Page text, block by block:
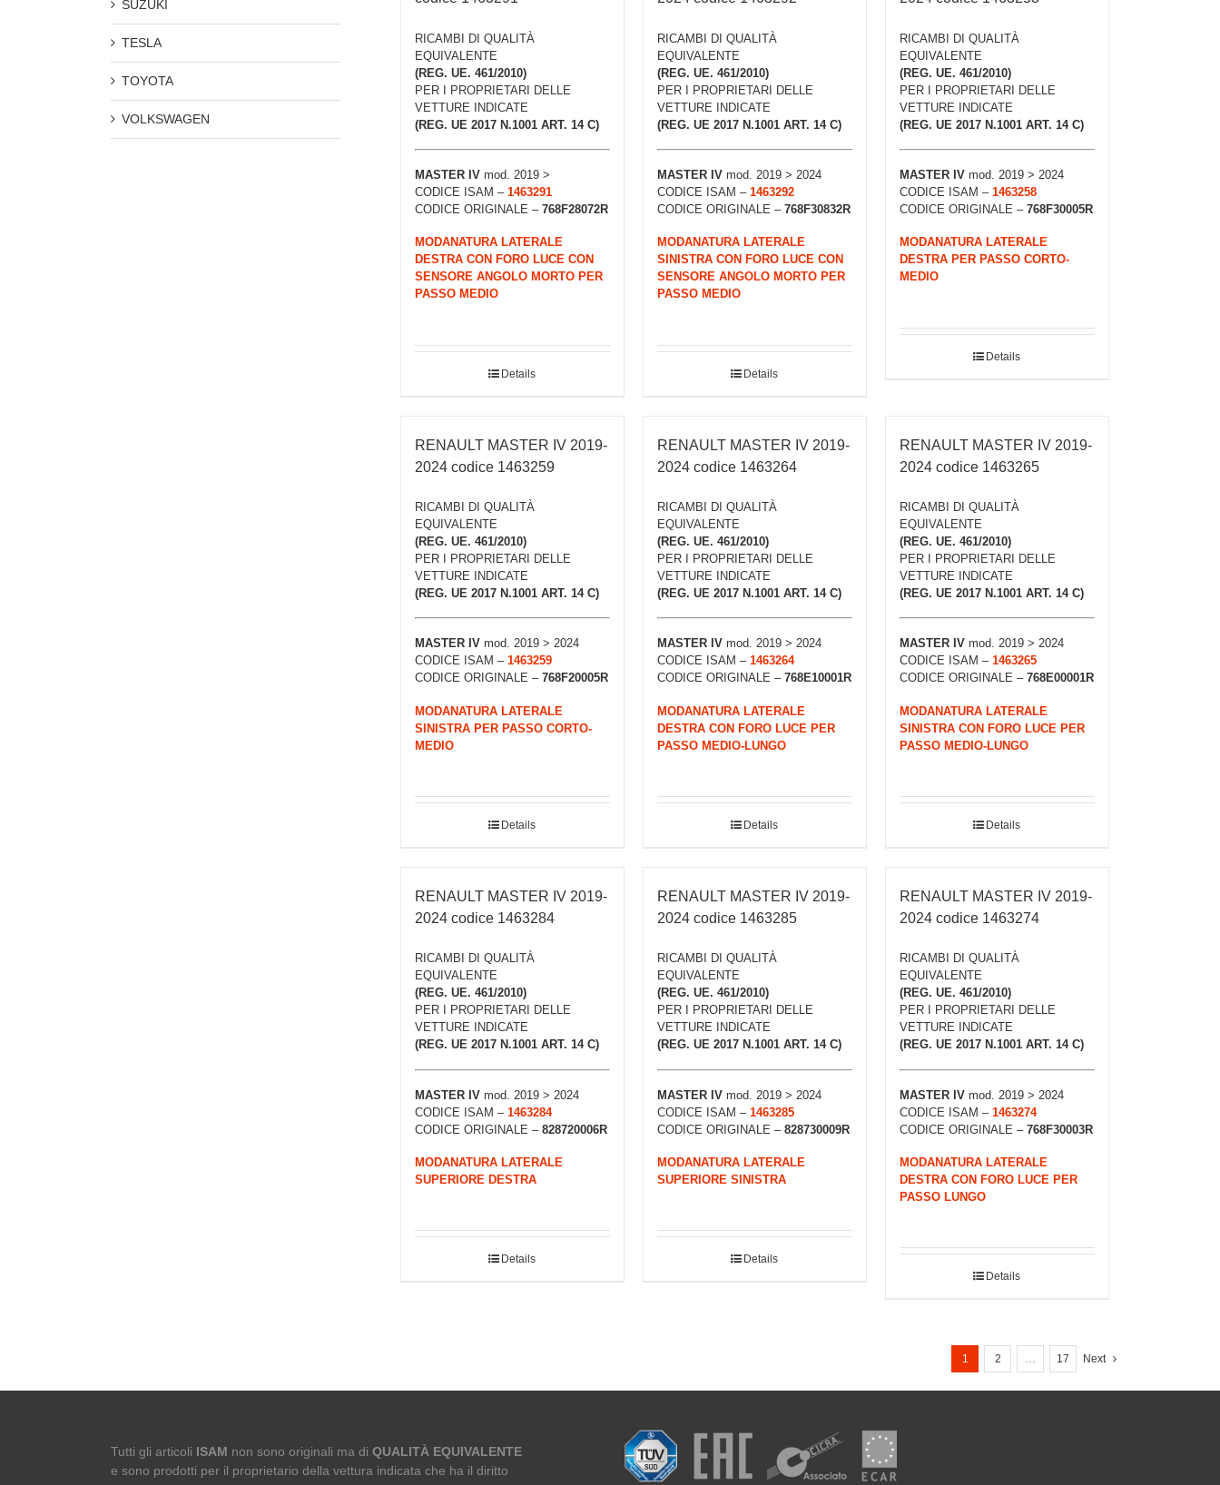
RICAMBI DI QUALITÀ
EQUIVALENTE
(REG. UE. 461/2010)
PER I PROPRIETARI DELLE
VETTURE INDICATE
(REG. UE 2017 N.1001 ART. 14 C)
MASTER IV mod. 2019 >
CODICE ISAM – 1463291
CODICE ORIGINALE – 768F28072R
MODANATURA LATERALE
DESTRA CON FORO LUCE CON
SENSORE ANGOLO MORTO PER
PASSO MEDIO
Details
RICAMBI DI QUALITÀ
EQUIVALENTE
(REG. UE. 461/2010)
PER I PROPRIETARI DELLE
VETTURE INDICATE
(REG. UE 2017 N.1001 ART. 14 C)
MASTER IVmod. 2019 > 2024
CODICE ISAM – 1463292
CODICE ORIGINALE – 768F30832R
MODANATURA LATERALE
SINISTRA CON FORO LUCE CON
SENSORE ANGOLO MORTO PER
PASSO MEDIO
Details
RICAMBI DI QUALITÀ
EQUIVALENTE
(REG. UE. 461/2010)
PER I PROPRIETARI DELLE
VETTURE INDICATE
(REG. UE 2017 N.1001 ART. 14 C)
MASTER IV mod. 2019 > 2024
CODICE ISAM – 1463258
CODICE ORIGINALE – 768F30005R
MODANATURA LATERALE
DESTRA PER PASSO CORTO-
MEDIO
Details
RENAULT MASTER IV 2019-
2024 codice 1463259
RICAMBI DI QUALITÀ
EQUIVALENTE
(REG. UE. 461/2010)
PER I PROPRIETARI DELLE
VETTURE INDICATE
(REG. UE 2017 N.1001 ART. 14 C)
MASTER IV mod. 2019 > 2024
CODICE ISAM – 1463259
CODICE ORIGINALE – 768F20005R
MODANATURA LATERALE
SINISTRA PER PASSO CORTO-
MEDIO
Details
RENAULT MASTER IV 2019-
2024 codice 1463264
RICAMBI DI QUALITÀ
EQUIVALENTE
(REG. UE. 461/2010)
PER I PROPRIETARI DELLE
VETTURE INDICATE
(REG. UE 2017 N.1001 ART. 14 C)
MASTER IV mod. 2019 > 2024
CODICE ISAM – 1463264
CODICE ORIGINALE – 768E10001R
MODANATURA LATERALE
DESTRA CON FORO LUCE PER
PASSO MEDIO-LUNGO
Details
RENAULT MASTER IV 2019-
2024 codice 1463265
RICAMBI DI QUALITÀ
EQUIVALENTE
(REG. UE. 461/2010)
PER I PROPRIETARI DELLE
VETTURE INDICATE
(REG. UE 2017 N.1001 ART. 14 C)
MASTER IV mod. 2019 > 2024
CODICE ISAM – 1463265
CODICE ORIGINALE – 768E00001R
MODANATURA LATERALE
SINISTRA CON FORO LUCE PER
PASSO MEDIO-LUNGO
Details
RENAULT MASTER IV 2019-
2024 codice 1463284
RICAMBI DI QUALITÀ
EQUIVALENTE
(REG. UE. 461/2010)
PER I PROPRIETARI DELLE
VETTURE INDICATE
(REG. UE 2017 N.1001 ART. 14 C)
MASTER IV mod. 2019 > 2024
CODICE ISAM – 1463284
CODICE ORIGINALE – 828720006R
MODANATURA LATERALE
SUPERIORE DESTRA
Details
RENAULT MASTER IV 2019-
2024 codice 1463285
RICAMBI DI QUALITÀ
EQUIVALENTE
(REG. UE. 461/2010)
PER I PROPRIETARI DELLE
VETTURE INDICATE
(REG. UE 2017 N.1001 ART. 14 C)
MASTER IV mod. 2019 > 2024
CODICE ISAM – 1463285
CODICE ORIGINALE – 828730009R
MODANATURA LATERALE
SUPERIORE SINISTRA
Details
RENAULT MASTER IV 2019-
2024 codice 1463274
RICAMBI DI QUALITÀ
EQUIVALENTE
(REG. UE. 461/2010)
PER I PROPRIETARI DELLE
VETTURE INDICATE
(REG. UE 2017 N.1001 ART. 14 C)
MASTER IV mod. 2019 > 2024
CODICE ISAM – 1463274
CODICE ORIGINALE – 768F30003R
MODANATURA LATERALE
DESTRA CON FORO LUCE PER
PASSO LUNGO
Details
1 2 … 17 Next
SUZUKI
TESLA
TOYOTA
VOLKSWAGEN
Tutti gli articoli ISAM non sono originali ma di QUALITÀ EQUIVALENTE
e sono prodotti per il proprietario della vettura indicata che ha il diritto